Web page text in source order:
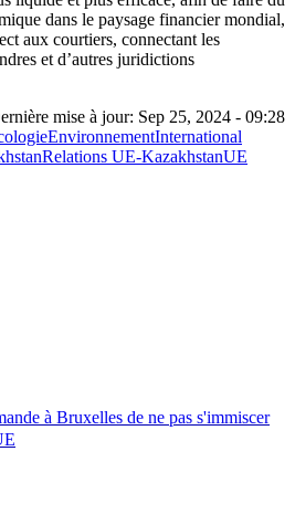
dans le paysage financier mondial,
aux courtiers, connectant les
et d’autres juridictions
mise à jour: Sep 25, 2024 - 09:28
EnvironnementInternational
Relations UE-KazakhstanUE
à Bruxelles de ne pas s'immiscer